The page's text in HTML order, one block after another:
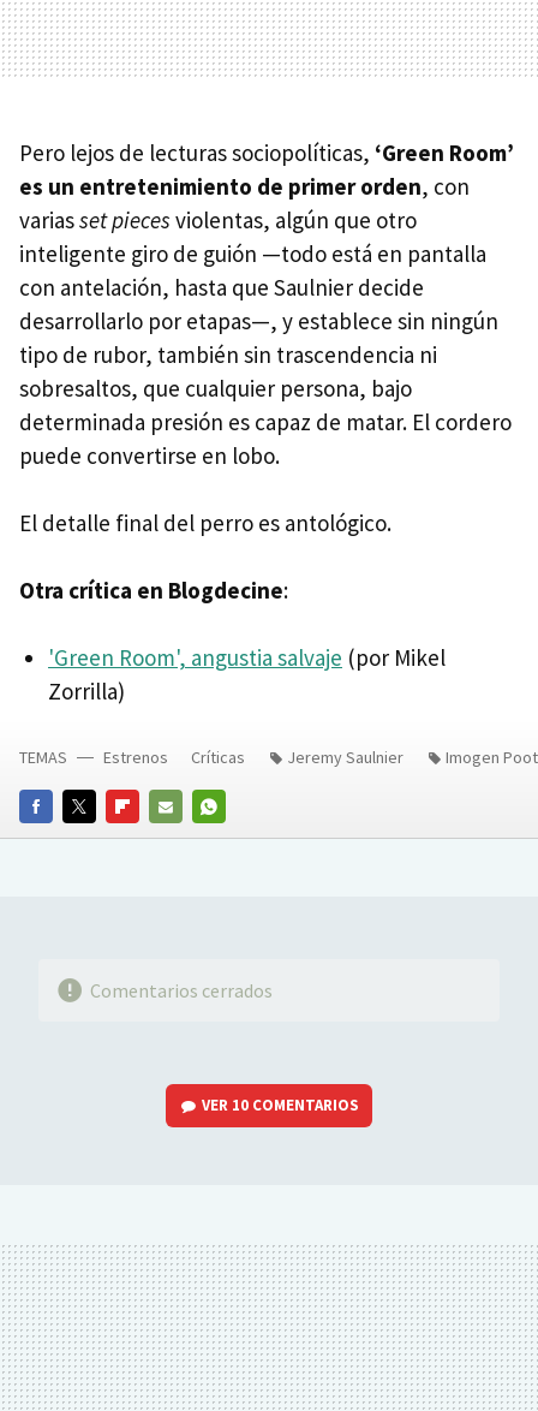
Pero lejos de lecturas sociopolíticas, ‘Green Room’
es un entretenimiento de primer orden, con
variasset pieces violentas, algún que otro
inteligente giro de guión —todo está en pantalla
con antelación, hasta que Saulnier decide
desarrollarlo por etapas—, y establece sin ningún
tipo de rubor, también sin trascendencia ni
sobresaltos, que cualquier persona, bajo
determinada presión es capaz de matar. El cordero
puede convertirse en lobo.
El detalle final del perro es antológico.
Otra crítica en Blogdecine:
'Green Room', angustia salvaje (por Mikel
Zorrilla)
FACEBOOKTWITTERFLIPBOARD
E-
WHATSAPP
TEMAS Estrenos Críticas Jeremy Saulnier Imogen
Comentarios cerrados
VER 10 COMENTARIOS